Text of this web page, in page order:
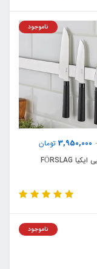
3,950,000 تومان
ناموجود
ناموجود